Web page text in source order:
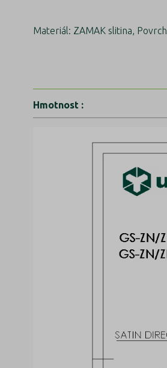
Materiál: ZAMAK slitina,
Hmotnost :